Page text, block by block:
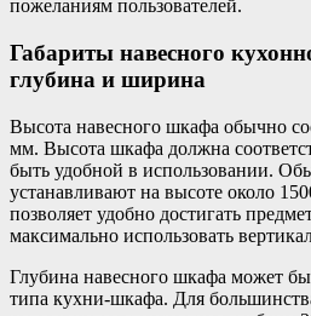
пожеланиям пользователей.
Габариты навесного
глубина и ширина
Высота навесного шкафа обычно
мм. Высота шкафа должна
быть удобной в использовании.
устанавливают на высоте около
позволяет удобно достигать
максимально использовать
Глубина навесного шкафа может
типа кухни-шкафа. Для